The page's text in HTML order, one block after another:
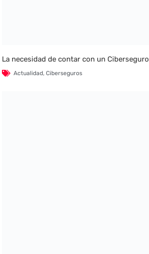
La necesidad de contar con un Ciberseguro
Actualidad,Ciberseguros